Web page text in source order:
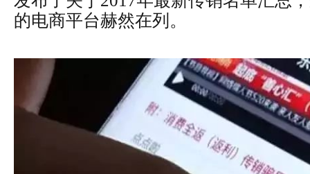
的电商平台赫然在列。